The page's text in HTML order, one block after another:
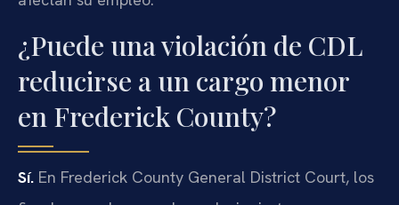
¿Puede una violación de CDL
reducirse a un cargo menor
en Frederick County?
Sí. En Frederick County General District Court, los